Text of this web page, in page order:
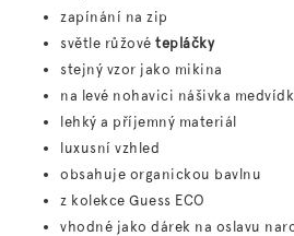
zapínání na zip
světle růžové tepláčky
stejný vzor jako mikina
na levé nohavici nášivka
lehký a příjemný materiál
luxusní vzhled
obsahuje organickou bavlnu
z kolekce Guess ECO
vhodné jako dárek na oslavu